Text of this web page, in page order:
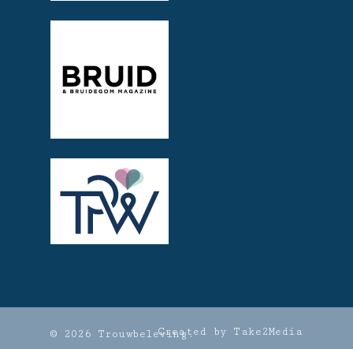
© 2026 Trouwbeleving.Created by Take2Media